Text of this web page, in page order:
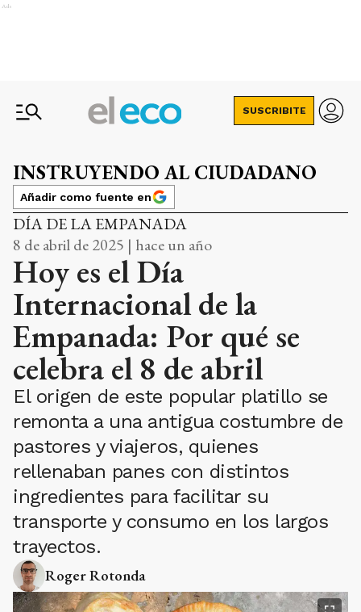
Ads
SUSCRIBITE
INSTRUYENDO AL CIUDADANO
Añadir como fuente en
DÍA DE LA EMPANADA
8 de abril de 2025 | hace un año
Hoy es el Día
Internacional de la
Empanada: Por qué se
celebra el 8 de abril
El origen de este popular platillo se
remonta a una antigua costumbre de
pastores y viajeros, quienes
rellenaban panes con distintos
ingredientes para facilitar su
transporte y consumo en los largos
trayectos.
Roger Rotonda